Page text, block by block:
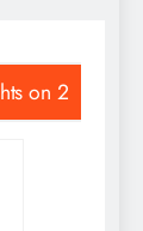
2 thoughts on “